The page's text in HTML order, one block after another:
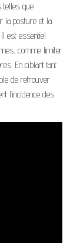
telles que
la posture et la
est essentiel
comme limiter
En ciblant tant
de retrouver
l’incidence des